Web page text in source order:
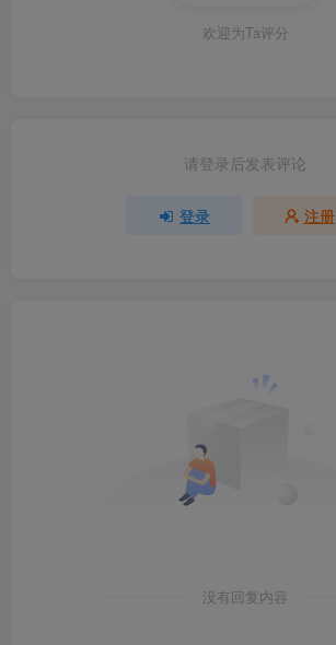
欢迎为Ta评分
请登录后发表评论
登录 注册
没有回复内容